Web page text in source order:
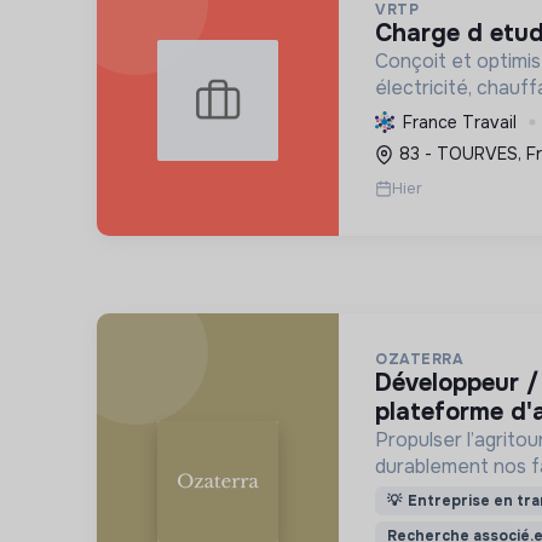
VRTP
charge d
Conçoit et
électricité,
pour les
d'ordre, de la
d'exécution,
France Travail
83 - TOURVES,
Hier
OZATERRA
développeur / cto associé -
plateforme
Propulser
durablement nos
consommer et
💡 Entreprise en
Recherche associé.e